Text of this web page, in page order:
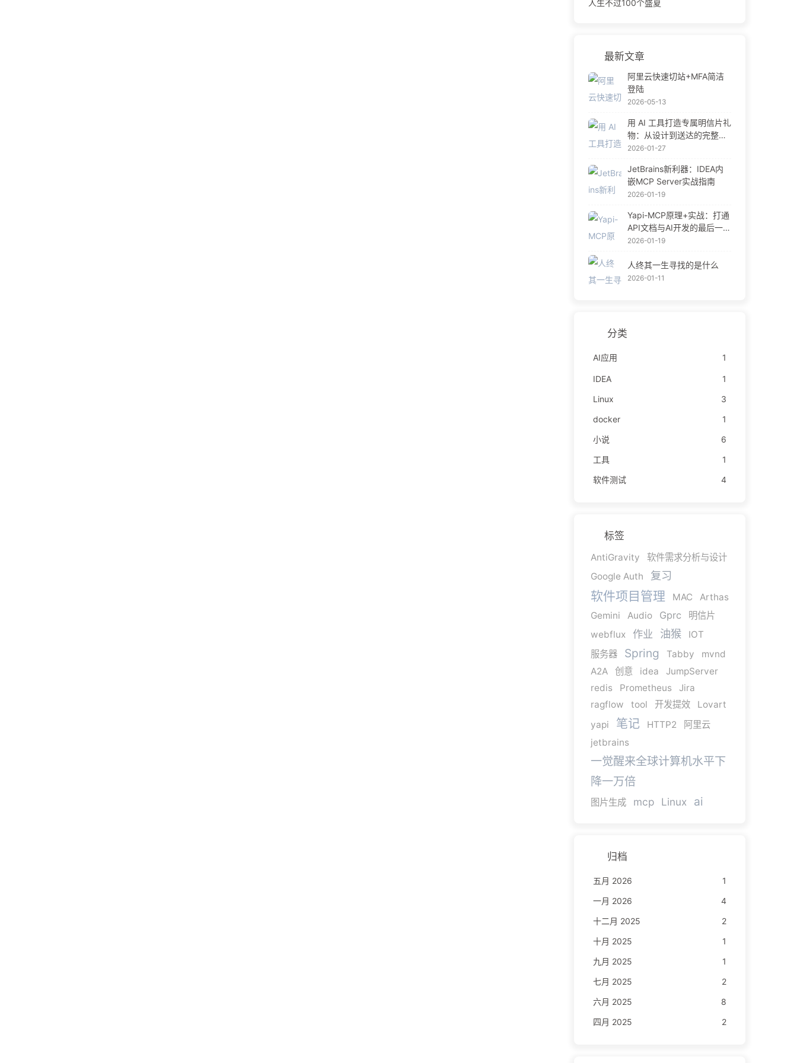
人生不过100个盛夏
最新文章
阿里云快速切站+MFA简洁
登陆
2026-05-13
用 AI 工具打造专属明信片礼
物：从设计到送达的完整指
南
2026-01-27
JetBrains新利器：IDEA内
嵌MCP Server实战指南
2026-01-19
Yapi-MCP原理+实战：打通
API文档与AI开发的最后一公
里
2026-01-19
人终其一生寻找的是什么
2026-01-11
分类
AI应用 1
IDEA
1
Linux
3
docker
1
小说
6
工具
1
软件测试
4
标签
AntiGravity
软件需求分析与设计
Google Auth
复习
软件项目管理 MAC
Arthas
Gemini
Audio Gprc
明信片
webflux
作业 油猴
IOT
服务器
Spring Tabby
mvnd
A2A
创意 idea
JumpServer
redis
Prometheus
Jira
ragflow
tool 开发提效
Lovart
yapi
笔记 HTTP2
阿里云
jetbrains
一觉醒来全球计算机水平下
降一万倍
图片生成 mcp Linux ai
归档
五月 2026
1
一月 2026
4
十二月 2025
2
十月 2025
1
九月 2025
1
七月 2025
2
六月 2025
8
四月 2025
2